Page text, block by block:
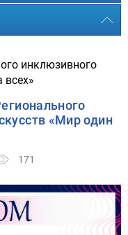
инклюзивного
всех»
«Мир один
171